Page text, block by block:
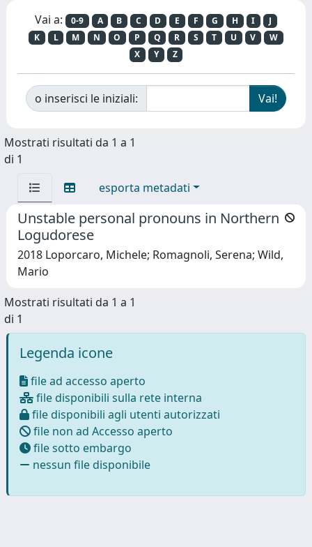
Vai a: 0-9 A B C D E F G H I
J
K
L M N O P Q R S T U V
W
X
Y Z
o inserisci le iniziali:
Mostrati risultati da 1 a 1
di 1
esporta metadati
Unstable personal pronouns in Northern
Logudorese
2018 Loporcaro, Michele; Romagnoli, Serena; Wild,
Mario
Mostrati risultati da 1 a 1
di 1
Legenda icone
file ad accesso aperto
file disponibili sulla rete interna
file disponibili agli utenti autorizzati
file non ad Accesso aperto
file sotto embargo
nessun file disponibile